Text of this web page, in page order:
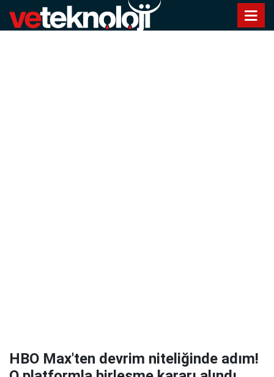
HBO Max'ten devrim niteliğinde adım!